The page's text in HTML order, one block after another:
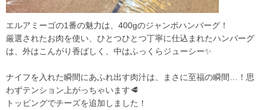
エルアミーゴの1番の魅力は、400gのジャンボハンバーグ！
厳選されたお肉を使い、ひとつひとつ丁寧に仕込まれたハンバーグ
は、外はこんがり香ばしく、中はふっくらジューシー✨
ナイフを入れた瞬間にあふれ出す肉汁は、まさに至福の瞬間…！思
わずテンション上がっちゃいます🥩
トッピングでチーズを追加しました！